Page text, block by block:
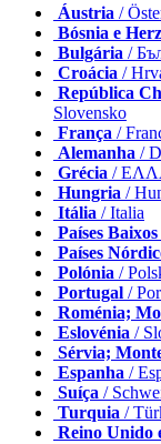
Áustria /
Bósnia e
Bulgária /
Croácia /
República
Slovensko
França /
Alemanha /
Grécia /
Hungria /
Itália / Italia
Países Baixos
Países
Polónia /
Portugal /
Roménia;
Eslovénia /
Sérvia;
Espanha /
Suíça /
Turquia /
Reino Unido